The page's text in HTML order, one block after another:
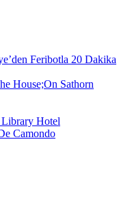
Feribotla 20 Dakika
House;On Sathorn
Hotel
Camondo